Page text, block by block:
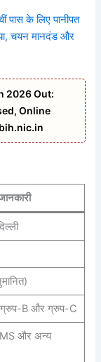
के लिए पानीपत
चयन मानदंड और
2026 Out:
Online
B और ग्रुप-C
और अन्य